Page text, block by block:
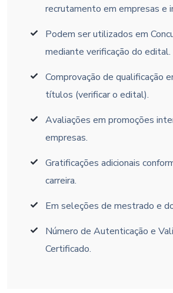
recrutamento em empresas e
Podem ser utilizados em
mediante verificação do edital.
Comprovação de qualificação
títulos (verificar o edital).
Avaliações em promoções
empresas.
Gratificações adicionais
carreira.
Em seleções de mestrado e
Número de Autenticação e
Certificado.